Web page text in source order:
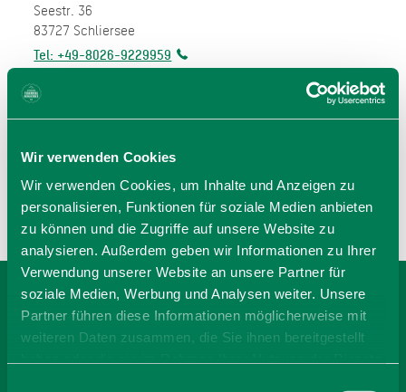
Wir verwenden Cookies
Wir verwenden Cookies, um Inhalte und Anzeigen zu
personalisieren, Funktionen für soziale Medien anbieten
zu können und die Zugriffe auf unsere Website zu
analysieren. Außerdem geben wir Informationen zu Ihrer
Verwendung unserer Website an unsere Partner für
soziale Medien, Werbung und Analysen weiter. Unsere
Partner führen diese Informationen möglicherweise mit
weiteren Daten zusammen, die Sie ihnen bereitgestellt
Seestr. 36
83727 Schliersee
Tel: +49-8026-9229959
E-Mail
jetzt Route planen
BEI LANDHAUS
SEENSUCHT BUCHEN